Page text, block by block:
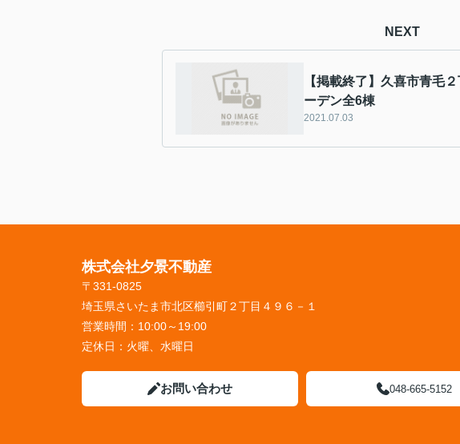
NEXT
【掲載終了】久喜市青毛
ーデン全6棟
2021.07.03
株式会社夕景不動産
〒331-0825
埼玉県さいたま市北区櫛引町２丁目４９６－１
営業時間： 10:00～19:00
定休日： 火曜、水曜日
お問い合わせ 048-665-5152